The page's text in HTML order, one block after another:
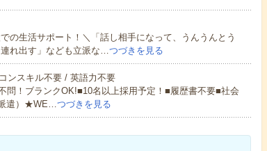
の生活サポート！＼「話し相手になって、うんうんとう
れ出す」なども立派な…つづきを見る
ンスキル不要 / 英語力不要
問！ブランクOK!■10名以上採用予定！■履歴書不要■社会
遣）★WE…つづきを見る